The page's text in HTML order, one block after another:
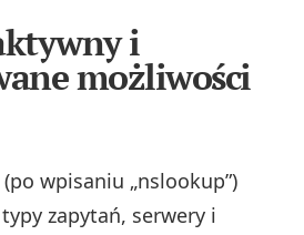
i
możliwości
wpisaniu „nslookup”)
zapytań, serwery i